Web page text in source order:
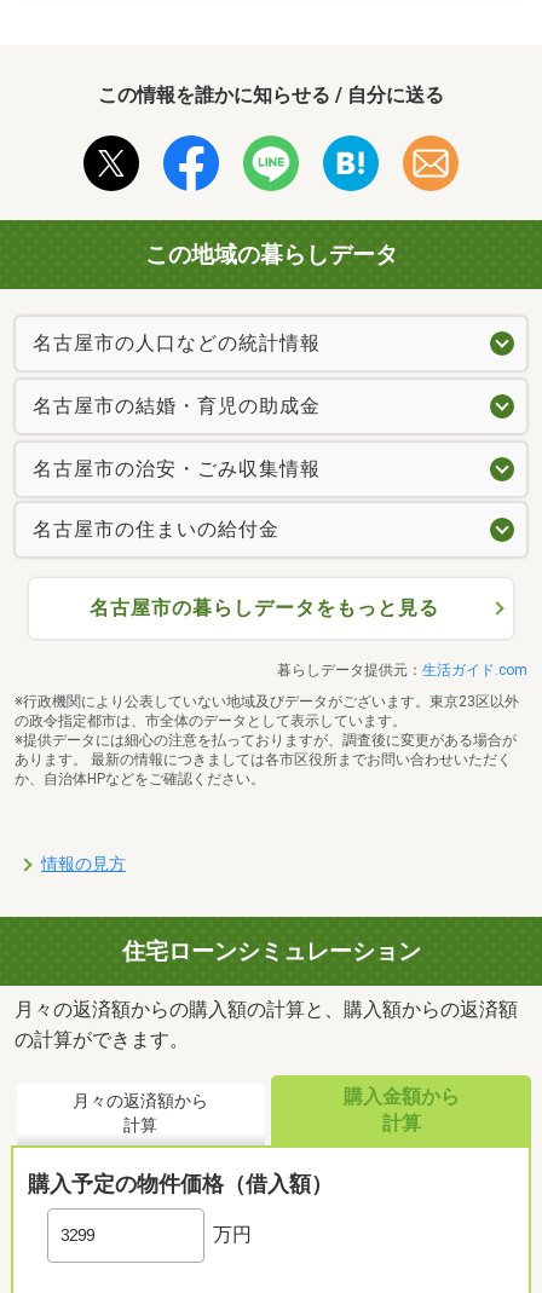
この情報を誰かに知らせる / 自分に送る
この地域の暮らしデータ
名古屋市の人口などの統計情報
名古屋市の結婚・育児の助成金
名古屋市の治安・ごみ収集情報
名古屋市の住まいの給付金
名古屋市の暮らしデータをもっと見る
暮らしデータ提供元： 生活ガイド.com
※行政機関により公表していない地域及びデータがございます。東京23区以外
の政令指定都市は、市全体のデータとして表示しています。
※提供データには細心の注意を払っておりますが、調査後に変更がある場合が
あります。 最新の情報につきましては各市区役所までお問い合わせいただく
か、自治体HPなどをご確認ください。
情報の見方
住宅ローンシミュレーション
月々の返済額からの購入額の計算と、購入額からの返済額
の計算ができます。
月々の返済額から
計算
購入金額から
計算
購入予定の物件価格（借入額）
万円